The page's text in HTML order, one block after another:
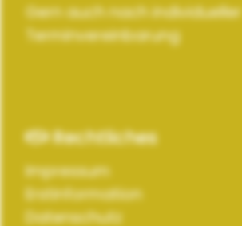
Gern auch nach individueller
Terminvereinbarung
Rechtliches
Impressum
Erstinformation
Datenschutz